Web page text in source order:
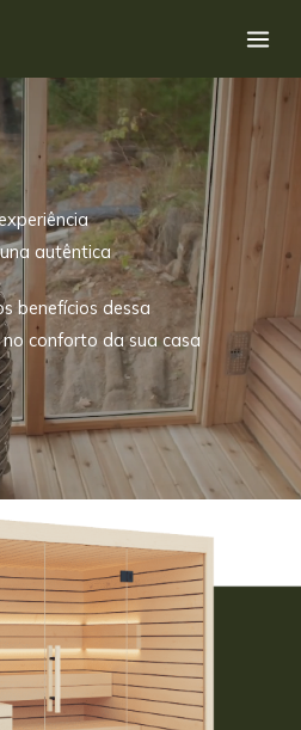
autêntica
benefícios dessa
conforto da sua casa